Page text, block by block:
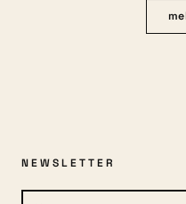
NEWSLETTER